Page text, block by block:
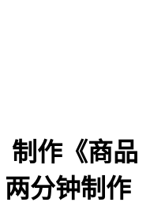
制作《商品
分钟制作